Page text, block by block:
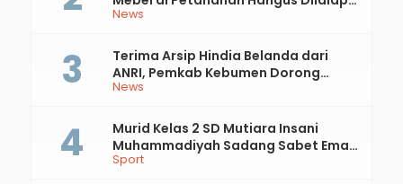
News
Api
News
Terima Arsip Hindia Belanda dari
ANRI, Pemkab Kebumen Dorong
Integrasi Sejarah, Geopark, dan
Sport
Murid Kelas 2 SD Mutiara Insani
Muhammadiyah Sadang Sabet Emas
dan Perak di Kejurda Tapak Suci